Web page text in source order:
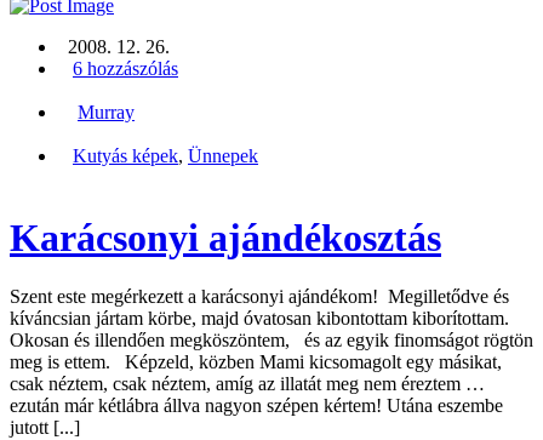
2008. 12. 26.
6 hozzászólás
Murray
Kutyás képek, Ünnepek
Karácsonyi ajándékosztás
Szent este megérkezett a karácsonyi ajándékom! Megilletődve és
kíváncsian jártam körbe, majd óvatosan kibontottam kiborítottam.
Okosan és illendően megköszöntem, és az egyik finomságot rögtön
meg is ettem. Képzeld, közben Mami kicsomagolt egy másikat,
csak néztem, csak néztem, amíg az illatát meg nem éreztem …
ezután már kétlábra állva nagyon szépen kértem! Utána eszembe
jutott [...]